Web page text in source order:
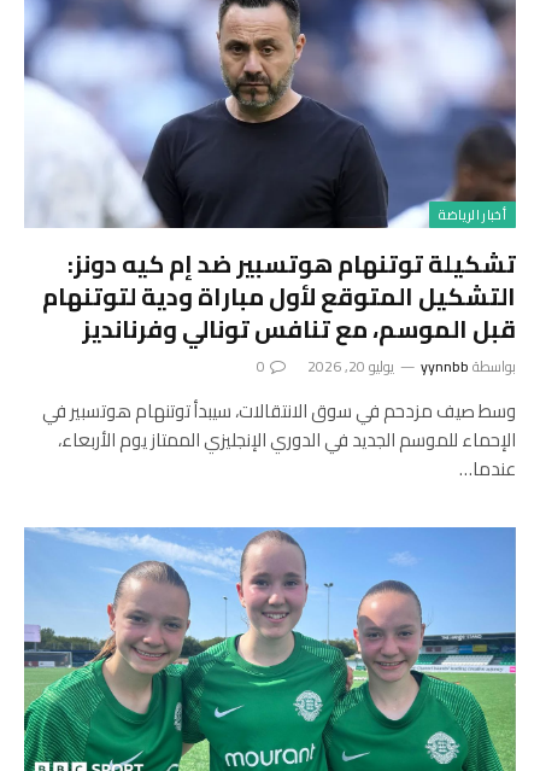
أخبار الرياضة
تشكيلة توتنهام هوتسبير ضد إم كيه دونز:
التشكيل المتوقع لأول مباراة ودية لتوتنهام
قبل الموسم، مع تنافس تونالي وفرنانديز
بواسطةyynnbb يوليو 20, 2026 0
وسط صيف مزدحم في سوق الانتقالات، سيبدأ توتنهام هوتسبير في
الإحماء للموسم الجديد في الدوري الإنجليزي الممتاز يوم الأربعاء،
عندما…